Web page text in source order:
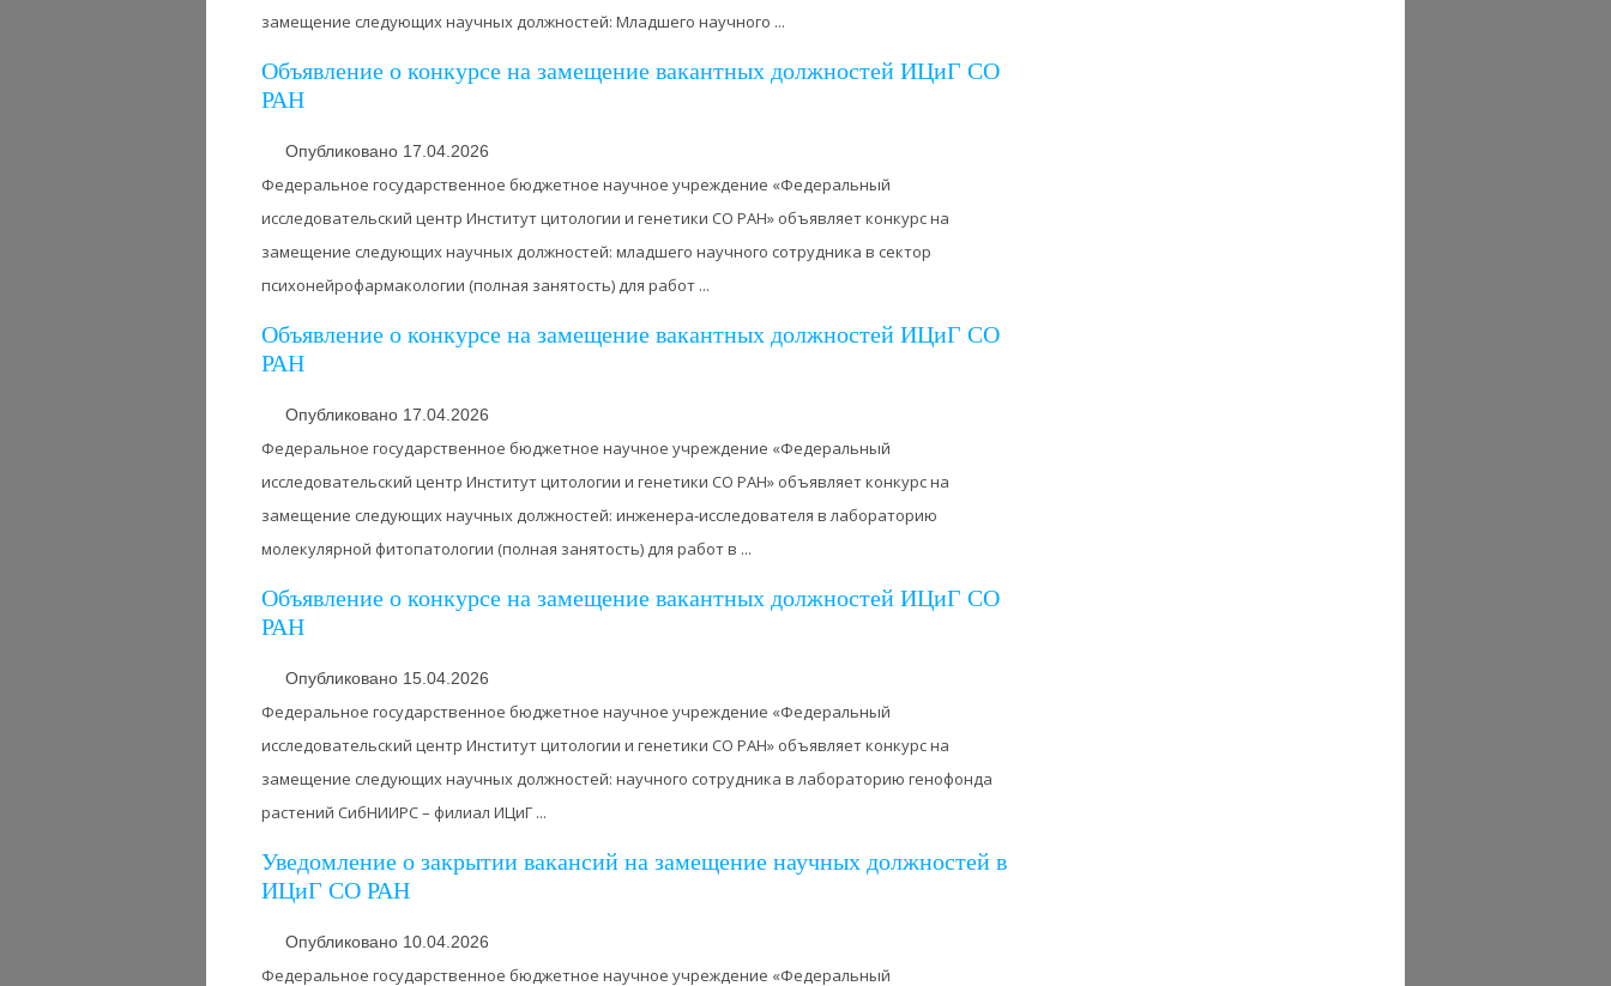
замещение следующих научных должностей: Младшего научного ...
Объявление о конкурсе на замещение вакантных должностей ИЦиГ СО
РАН
Опубликовано 17.04.2026
Федеральное государственное бюджетное научное учреждение «Федеральный
исследовательский центр Институт цитологии и генетики СО РАН» объявляет конкурс на
замещение следующих научных должностей: младшего научного сотрудника в сектор
психонейрофармакологии (полная занятость) для работ ...
Объявление о конкурсе на замещение вакантных должностей ИЦиГ СО
РАН
Опубликовано 17.04.2026
Федеральное государственное бюджетное научное учреждение «Федеральный
исследовательский центр Институт цитологии и генетики СО РАН» объявляет конкурс на
замещение следующих научных должностей: инженера-исследователя в лабораторию
молекулярной фитопатологии (полная занятость) для работ в ...
Объявление о конкурсе на замещение вакантных должностей ИЦиГ СО
РАН
Опубликовано 15.04.2026
Федеральное государственное бюджетное научное учреждение «Федеральный
исследовательский центр Институт цитологии и генетики СО РАН» объявляет конкурс на
замещение следующих научных должностей: научного сотрудника в лабораторию генофонда
растений СибНИИРС – филиал ИЦиГ ...
Уведомление о закрытии вакансий на замещение научных должностей в
ИЦиГ СО РАН
Опубликовано 10.04.2026
Федеральное государственное бюджетное научное учреждение «Федеральный